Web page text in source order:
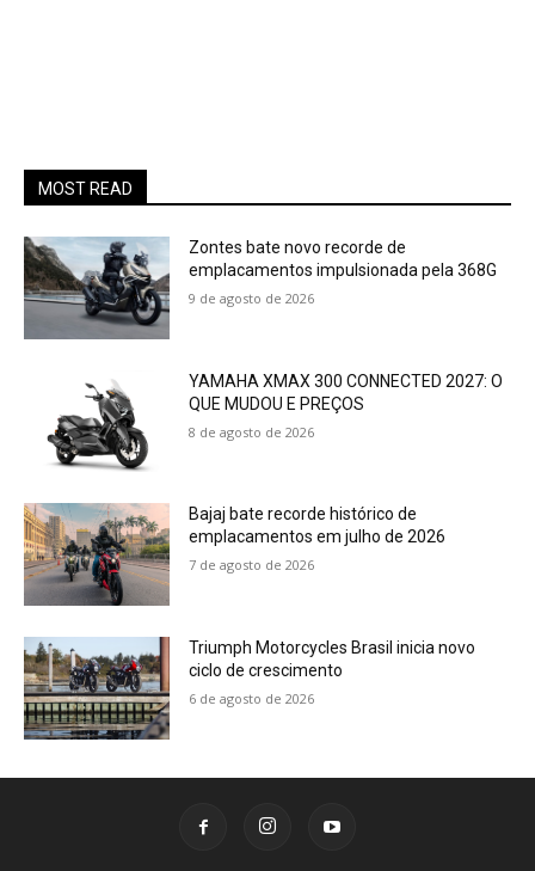
MOST READ
Zontes bate novo recorde de
emplacamentos impulsionada pela 368G
9 de agosto de 2026
YAMAHA XMAX 300 CONNECTED 2027: O
QUE MUDOU E PREÇOS
8 de agosto de 2026
Bajaj bate recorde histórico de
emplacamentos em julho de 2026
7 de agosto de 2026
Triumph Motorcycles Brasil inicia novo
ciclo de crescimento
6 de agosto de 2026